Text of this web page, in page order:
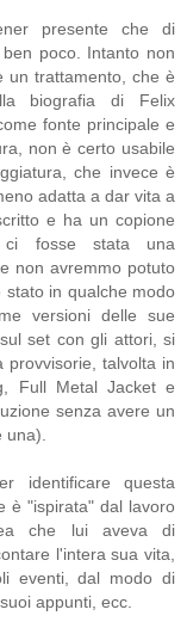
presente che di
poco. Intanto non
un trattamento, che è
biografia di Felix
fonte principale e
non è certo usabile
che invece è
adatta a dar vita a
e ha un copione
fosse stata una
non avremmo potuto
stato in qualche modo
versioni delle sue
set con gli attori, si
provvisorie, talvolta in
Full Metal Jacket e
senza avere un
identificare questa
è "ispirata" dal lavoro
che lui aveva di
l'intera sua vita,
eventi, dal modo di
appunti, ecc.